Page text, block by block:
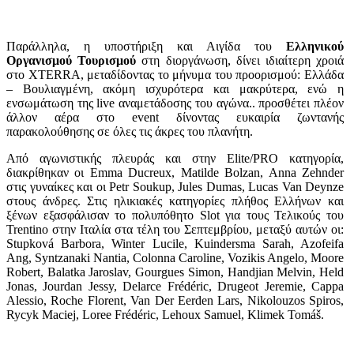
Παράλληλα, η υποστήριξη και Αιγίδα του Ελληνικού
Οργανισμού Τουρισμού στη διοργάνωση, δίνει ιδιαίτερη χροιά
στο XTERRA, μεταδίδοντας το μήνυμα του προορισμού: Ελλάδα
– Βουλιαγμένη, ακόμη ισχυρότερα και μακρύτερα, ενώ η
ενσωμάτωση της live αναμετάδοσης του αγώνα.. προσθέτει πλέον
άλλον αέρα στο event δίνοντας ευκαιρία ζωντανής
παρακολούθησης σε όλες τις άκρες του πλανήτη.
Από αγωνιστικής πλευράς και στην Elite/PRO κατηγορία,
διακρίθηκαν οι Emma Ducreux, Matilde Bolzan, Anna Zehnder
στις γυναίκες και οι Petr Soukup, Jules Dumas, Lucas Van Deynze
στους άνδρες. Στις ηλικιακές κατηγορίες πλήθος Ελλήνων και
ξένων εξασφάλισαν το πολυπόθητο Slot για τους Τελικούς του
Trentino στην Ιταλία στα τέλη του Σεπτεμβρίου, μεταξύ αυτών οι:
Stupková Barbora, Winter Lucile, Kuindersma Sarah, Azofeifa
Ang, Syntzanaki Nantia, Colonna Caroline, Vozikis Angelo, Moore
Robert, Balatka Jaroslav, Gourgues Simon, Handjian Melvin, Held
Jonas, Jourdan Jessy, Delarce Frédéric, Drugeot Jeremie, Cappa
Alessio, Roche Florent, Van Der Eerden Lars, Nikolouzos Spiros,
Rycyk Maciej, Loree Frédéric, Lehoux Samuel, Klimek Tomáš.